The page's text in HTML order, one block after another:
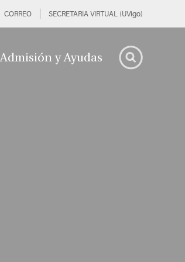
CORREO SECRETARIA VIRTUAL (UVigo)
Admisión y Ayudas